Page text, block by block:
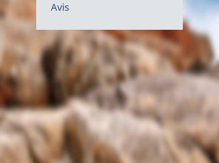
Avis
du
Canada